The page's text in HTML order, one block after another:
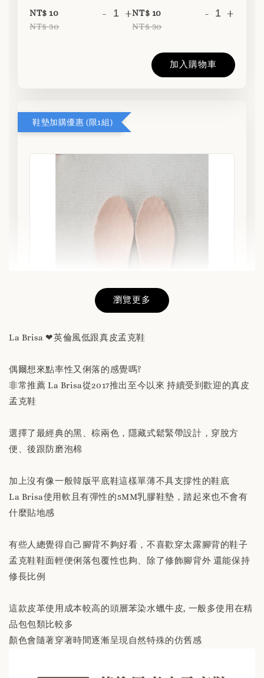
NT$ 10
NT$ 30
- +NT$ 10
NT$ 30
- +
加入購物車
鞋墊加購優惠 (限1組)
替換用真皮鞋墊 「購買前請務必閱讀商品敘述
說明」
NT$ 230
加入購物車
瀏覽更多
La Brisa ❤英倫風低跟真皮孟克鞋
偶爾想來點率性又俐落的感覺嗎?
非常推薦 La Brisa從2017推出至今以來 持續受到歡迎的真皮
孟克鞋
選擇了最經典的黑、棕兩色，隱藏式鬆緊帶設計，穿脫方
便、後跟防磨泡棉
加上沒有像一般韓版平底鞋這樣單薄不具支撐性的鞋底
La Brisa使用軟且有彈性的5MM乳膠鞋墊，踏起來也不會有
什麼貼地感
有些人總覺得自己腳背不夠好看，不喜歡穿太露腳背的鞋子
孟克鞋鞋面輕便俐落包覆性也夠、除了修飾腳背外 還能保持
修長比例
這款皮革使用成本較高的頭層苯染水蠟牛皮, 一般多使用在精
品包包類比較多
顏色會隨著穿著時間逐漸呈現自然特殊的仿舊感